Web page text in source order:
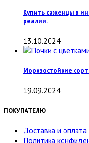
Купить саженцы в
реалии.
13.10.2024
Морозостойкие
19.09.2024
ПОКУПАТЕЛЮ
Доставка и оплата
Политика